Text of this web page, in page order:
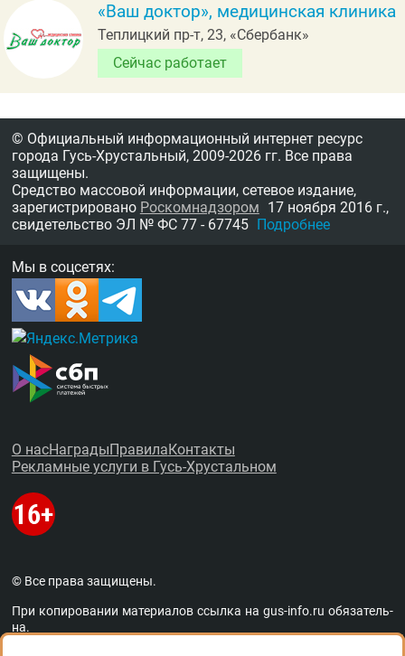
«Ваш доктор», медицинская клиника
Теплицкий пр-т, 23, «Сбербанк»
Сейчас работает
© Официальный информационный интернет ресурс
города Гусь-Хрустальный, 2009-2026 гг. Все права
защищены.
Средство массовой информации, сетевое издание,
зарегистрировано Роскомнадзором 17 ноября 2016 г.,
свидетельство ЭЛ № ФС 77 - 67745 Подробнее
Мы в соцсетях:
О насНаградыПравилаКонтакты
Рекламные услуги в Гусь-Хрустальном
© Все права защищены.
При копировании материалов ссыл­ка наgus-info.ru обя­за­тель­
на.